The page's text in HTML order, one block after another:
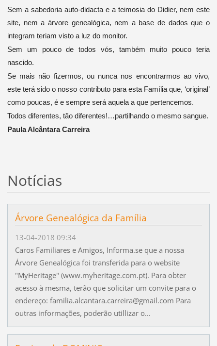
Sem a sabedoria auto-didacta e a teimosia do Didier, nem este
site, nem a árvore genealógica, nem a base de dados que o
integram teriam visto a luz do monitor.
Sem um pouco de todos vós, também muito pouco teria
nascido.
Se mais não fizermos, ou nunca nos encontrarmos ao vivo,
este terá sido o nosso contributo para esta Família que, ‘original’
como poucas, é e sempre será aquela a que pertencemos.
Todos diferentes, tão diferentes!…partilhando o mesmo sangue.
Paula Alcântara Carreira
Notícias
Árvore Genealógica da Família
13-04-2018 09:34
Caros Familiares e Amigos, Informa.se que a nossa
Árvore Genealógica foi transferida para o website
"MyHeritage" (www.myheritage.com.pt). Para obter
acesso à mesma, terão que solicitar um convite para o
endereço: familia.alcantara.carreira@gmail.com Para
outras informações, poderão utillizar o...